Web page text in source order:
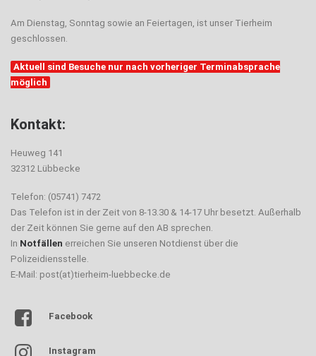
Am Dienstag, Sonntag sowie an Feiertagen, ist unser Tierheim
geschlossen.
Aktuell sind Besuche nur nach vorheriger Terminabsprache
möglich
Kontakt:
Heuweg 141
32312 Lübbecke
Telefon: (05741) 7472
Das Telefon ist in der Zeit von 8-13.30 & 14-17 Uhr besetzt. Außerhalb
der Zeit können Sie gerne auf den AB sprechen.
In Notfällen erreichen Sie unseren Notdienst über die
Polizeidiensstelle.
E-Mail: post(at)tierheim-luebbecke.de
Facebook
Instagram